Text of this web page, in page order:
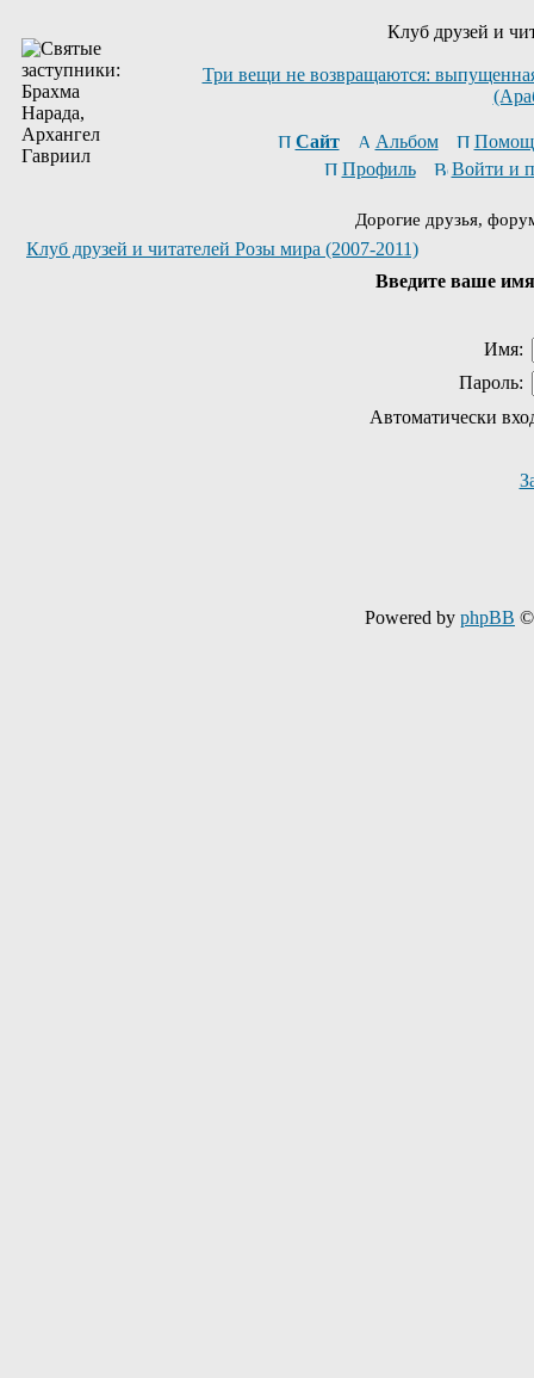
Клуб друзей и
Три вещи не возвращаются:
Сайт Альбом
Профиль
Войти и
Дорогие друзья,
Клуб друзей и читателей Розы мира (2007-2011)
Введите ваше
Имя:
Пароль:
Автоматически
Powered by phpBB ©